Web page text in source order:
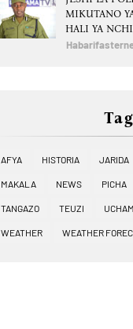
MIKUTANO
HALI YA
AFYA HISTORIA JARIDA
MAKALA NEWS PICHA
TANGAZO TEUZI
WEATHER WEATHER